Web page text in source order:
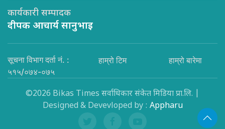
कार्यकारी सम्पादक
दीपक आचार्य सानुभाइ
सूचना विभाग दर्ता नं. :
५१५/०७४-०७५
हाम्रो टिम हाम्रो बारेमा
©2026 Bikas Times सर्वाधिकार संकेत मिडिया प्रा.लि. |
Designed & Devevloped by : Appharu